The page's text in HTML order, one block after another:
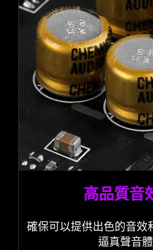
高品質音
確保可以提供出色的音效
逼真聲音